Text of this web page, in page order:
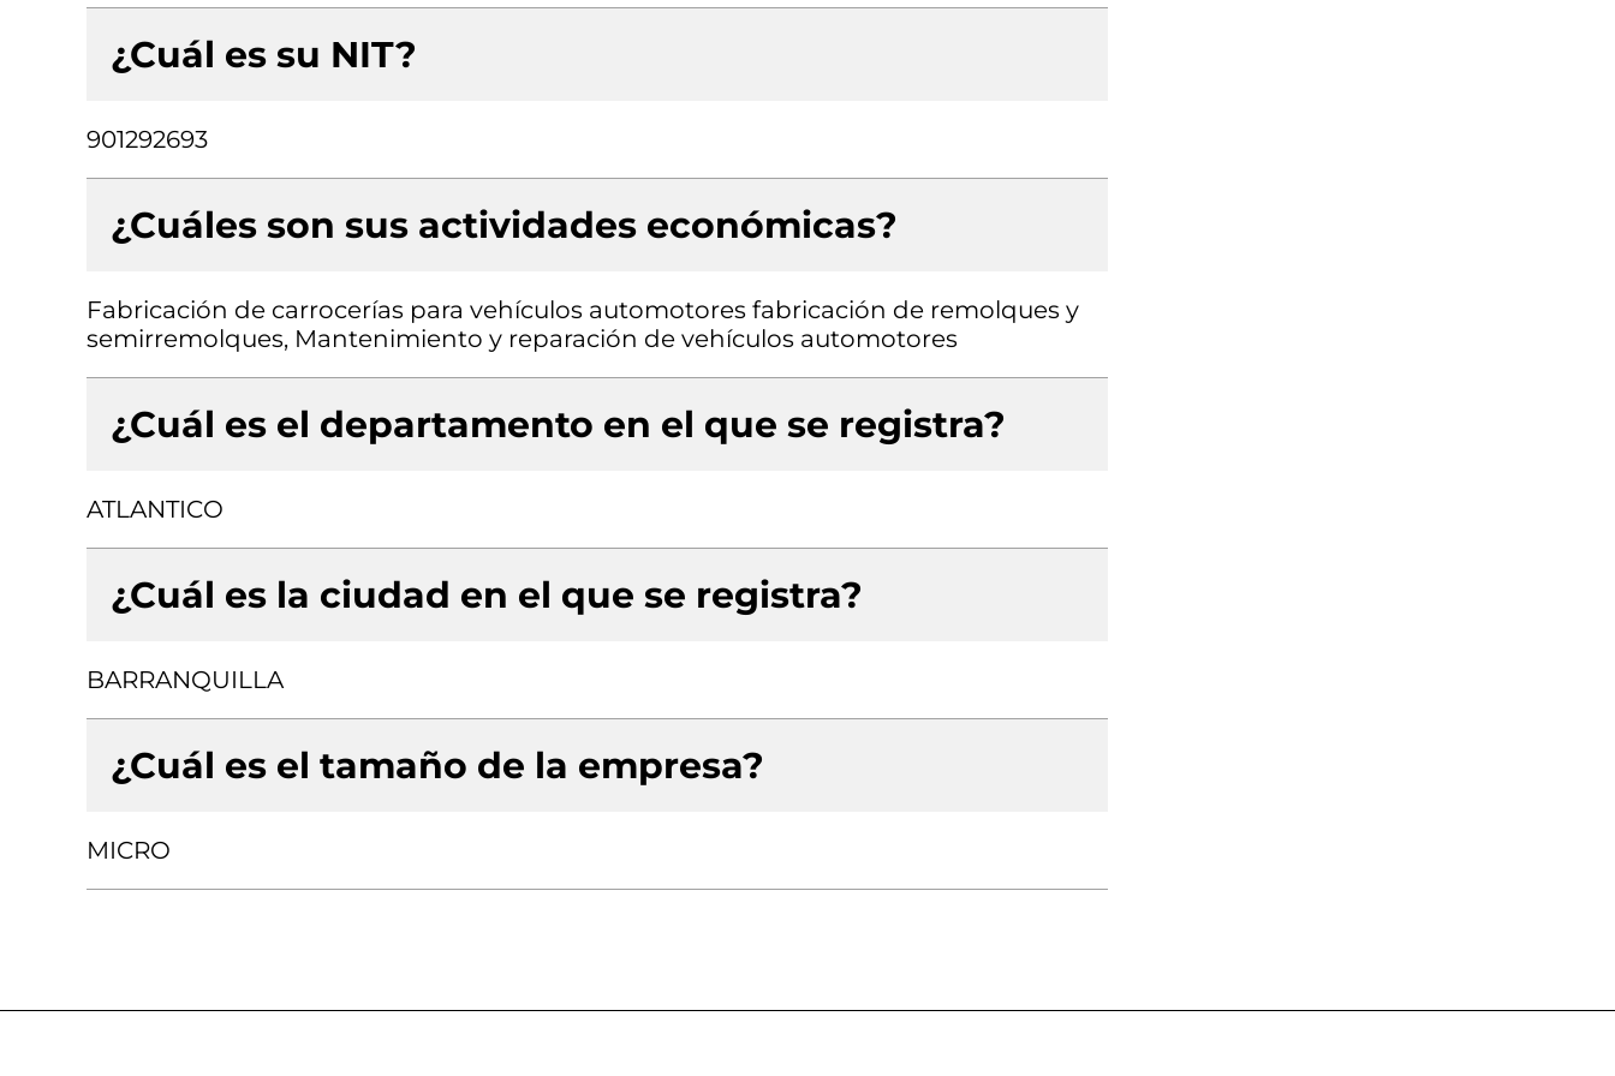
¿Cuál es su NIT?
901292693
¿Cuáles son sus actividades económicas?
Fabricación de carrocerías para vehículos automotores fabricación de remolques y
semirremolques, Mantenimiento y reparación de vehículos automotores
¿Cuál es el departamento en el que se registra?
ATLANTICO
¿Cuál es la ciudad en el que se registra?
BARRANQUILLA
¿Cuál es el tamaño de la empresa?
MICRO